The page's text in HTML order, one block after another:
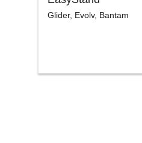
Glider, Evolv, Bantam